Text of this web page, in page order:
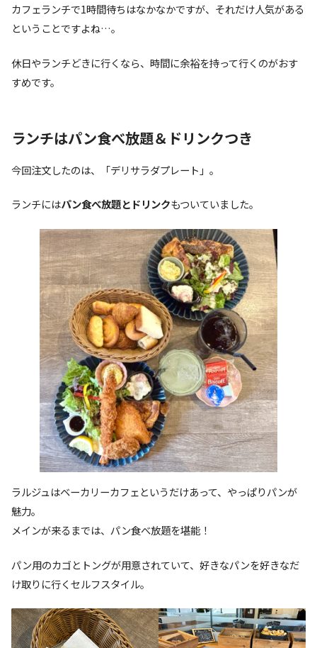
カフェランチで1時間待ちはなかなかですが、それだけ人気がある
ということですよね…。
休日やランチどきに行くなら、時間に余裕を持って行くのがおす
すめです。
ランチはパン食べ放題＆ドリンクつき
今回注文したのは、「デリサラダプレート」。
ランチにはパン食べ放題とドリンクもついていました。
ラルジュはベーカリーカフェというだけあって、やっぱりパンが
魅力。
メインが来るまでは、パン食べ放題を堪能！
パン用のカゴとトングが用意されていて、好きなパンを好きなだ
け取りに行くセルフスタイル。